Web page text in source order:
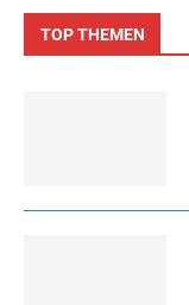
TOP THEMEN